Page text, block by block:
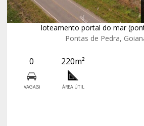
loteamento portal do mar
Pontas de Pedra,
0
VAGA(S)
220m²
ÁREA ÚTIL